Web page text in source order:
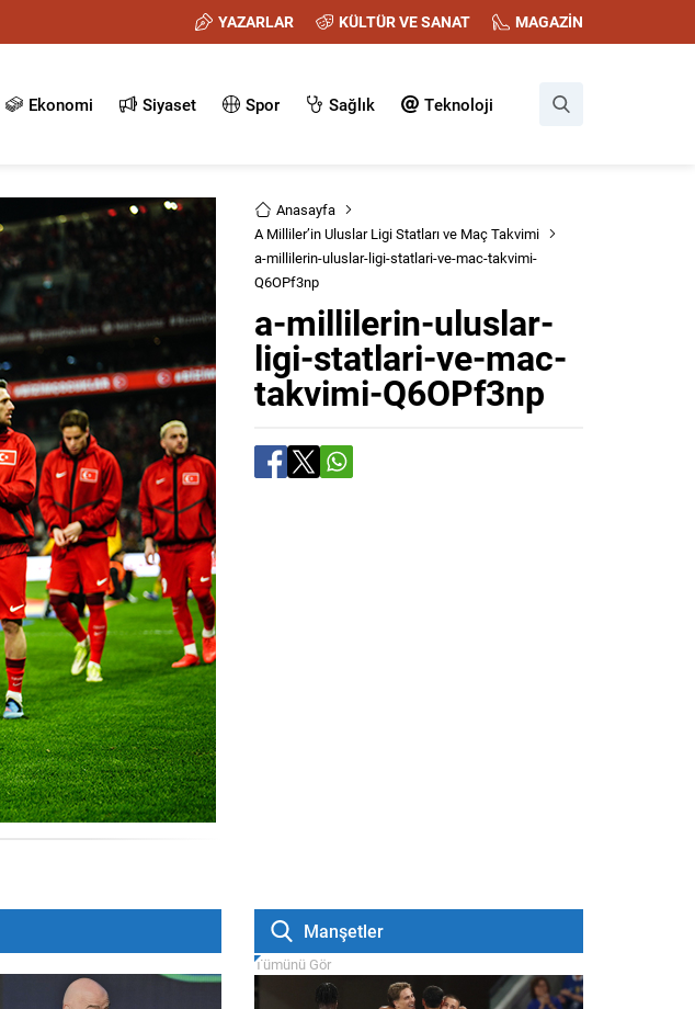
YAZARLAR KÜLTÜR VE SANAT MAGAZİN
Ekonomi Siyaset Spor Sağlık Teknoloji
Anasayfa
A Milliler’in Uluslar Ligi Statları ve Maç Takvimi
a-millilerin-uluslar-ligi-statlari-ve-mac-takvimi-
Q6OPf3np
a-millilerin-uluslar-
ligi-statlari-ve-mac-
takvimi-Q6OPf3np
Manşetler
Tümünü Gör